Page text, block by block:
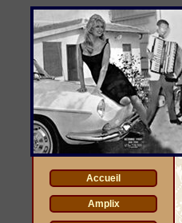
Accueil
Amplix